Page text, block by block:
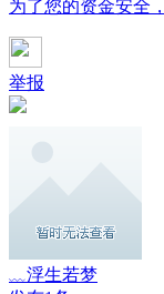
为了您的资金安全
举报
﹏浮生若梦